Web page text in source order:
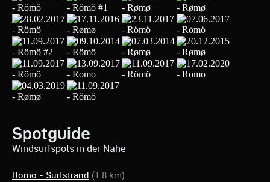
Spotguide
Windsurfspots in der Nähe
Römö - Surfstrand (1.8 km)